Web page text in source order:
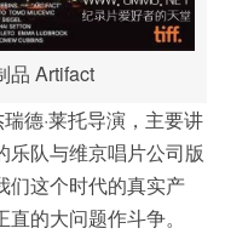
品 Artifact
德·莱托导演，主要讲
乐队与维京唱片公司版
们这个时代的真实产
的大问题作斗争。